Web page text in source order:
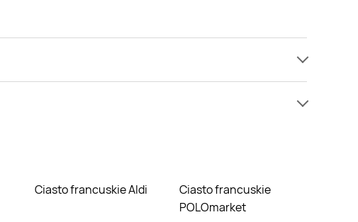
Ciasto francuskie Aldi
Ciasto francuskie
POLOmarket